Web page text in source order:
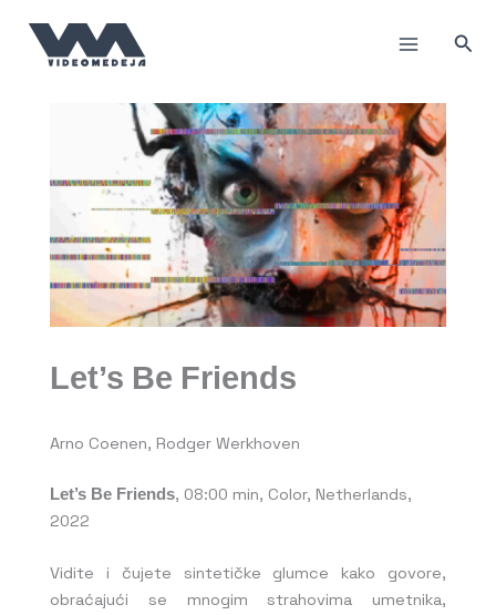
садржај
Let’s Be Friends
Arno Coenen, Rodger Werkhoven
Let’s Be Friends, 08:00 min, Color, Netherlands,
2022
Vidite i čujete sintetičke glumce kako govore,
obraćajući se mnogim strahovima umetnika,